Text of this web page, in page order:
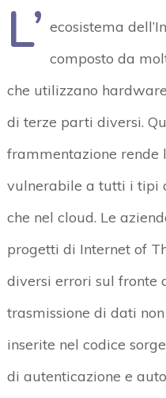
L’ ecosistema
composto da
che utilizzano
di terze parti diversi.
frammentazione rende
vulnerabile a tutti i tipi
che nel cloud. Le
progetti di Internet of
diversi errori sul fronte
trasmissione di dati
inserite nel codice
di autenticazione e